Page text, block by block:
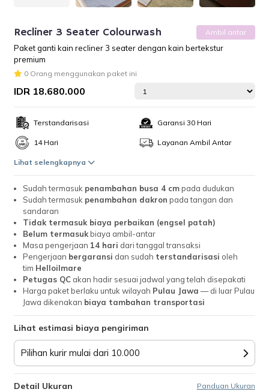
Recliner 3 Seater Colourwash Ambil antar
Paket ganti kain recliner 3 seater dengan kain bertekstur
premium
0 Orang menggunakan paket ini
IDR 18.680.000
Terstandarisasi Garansi 30 Hari
14 Hari Layanan Ambil Antar
Lihat selengkapnya
Sudah termasuk penambahan busa 4 cmpada dudukan
Sudah termasuk penambahan dakron pada tangan dan
sandaran
Tidak termasuk biaya perbaikan (engsel patah)
Belum termasuk biaya ambil-antar
Masa pengerjaan 14 hari dari tanggal transaksi
Pengerjaan bergaransi dan sudah terstandarisasi oleh
tim Helloilmare
Petugas QC akan hadir sesuai jadwal yang telah disepakati
Harga paket berlaku untuk wilayah Pulau Jawa — di luar Pulau
Jawa dikenakan biaya tambahan transportasi
Lihat estimasi biaya pengiriman
Pilihan kurir mulai dari 10.000
Detail Ukuran Panduan Ukuran